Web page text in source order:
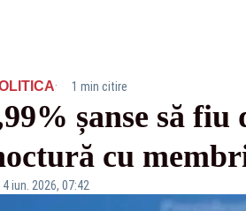
· 1 min citire
șanse să
cu
4 iun. 2026, 07:42